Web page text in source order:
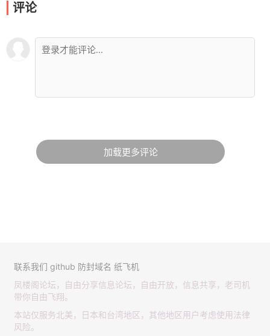
评论
加载更多评论
联系我们 github 防封域名 纸飞机
凤楼阁论坛，自由分享信息论坛，自由开放，信息共享，老司机
带你自由飞翔。
本站仅服务北美，日本和台湾地区，其他地区用户考虑使用法律
风险。